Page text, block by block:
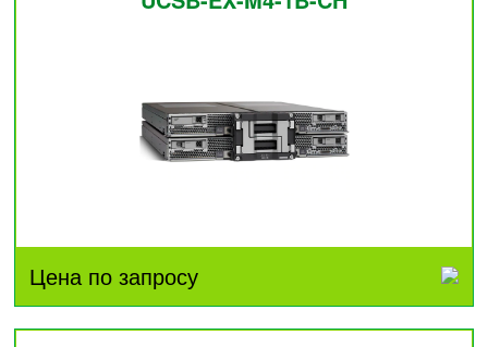
Цена по запросу